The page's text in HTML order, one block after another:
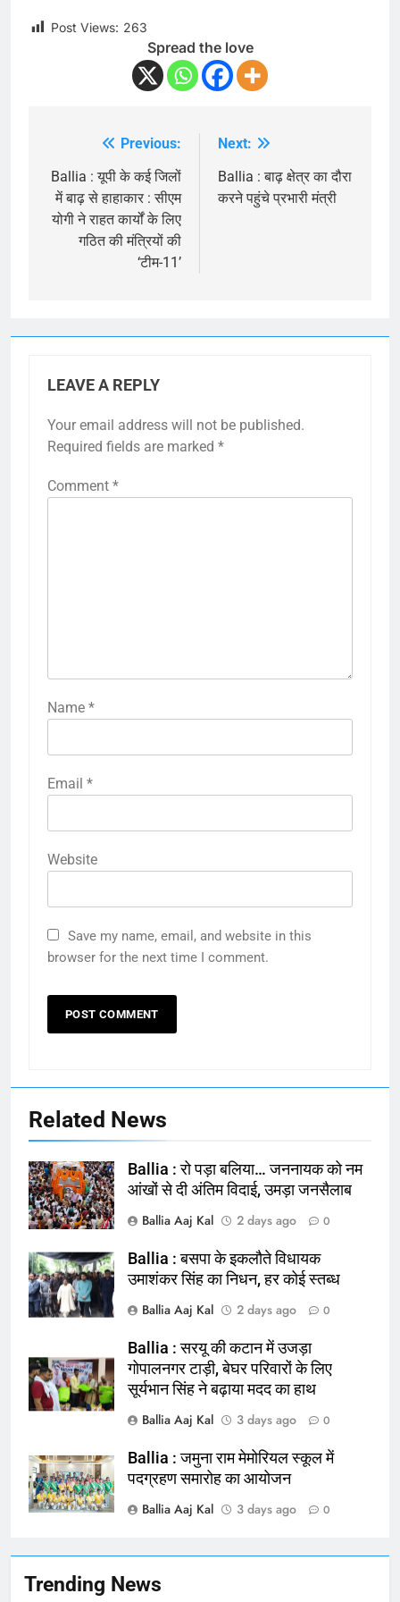
Trending News
164
चिकित्सक, किया प्रदर्शन
NATIONAL बलिया
165
Ballia : बलिया बलिदान दिवस के मौके पर
NATIONAL बलिया
166
फांसी लगाकर दी जान
NATIONAL
Post Views: 263
Spread the love
navigation
Previous:
Ballia : यूपी के कई जिलों
में बाढ़ से हाहाकार : सीएम
योगी ने राहत कार्यों के लिए
गठित की मंत्रियों की
‘टीम-11’
Next:
Ballia : बाढ़ क्षेत्र का दौरा
करने पहुंचे प्रभारी मंत्री
LEAVE A REPLY
Your email address will not be published.
Required fields are marked *
Comment *
Name *
Email *
Website
Save my name, email, and website in this
browser for the next time I comment.
Related News
Ballia : रो पड़ा बलिया… जननायक को नम
आंखों से दी अंतिम विदाई, उमड़ा जनसैलाब
Ballia Aaj Kal
2 days ago 0
Ballia : बसपा के इकलौते विधायक
उमाशंकर सिंह का निधन, हर कोई स्तब्ध
Ballia Aaj Kal
2 days ago 0
Ballia : सरयू की कटान में उजड़ा
गोपालनगर टाड़ी, बेघर परिवारों के लिए
सूर्यभान सिंह ने बढ़ाया मदद का हाथ
Ballia Aaj Kal
3 days ago 0
Ballia : जमुना राम मेमोरियल स्कूल में
पदग्रहण समारोह का आयोजन
Ballia Aaj Kal
3 days ago 0